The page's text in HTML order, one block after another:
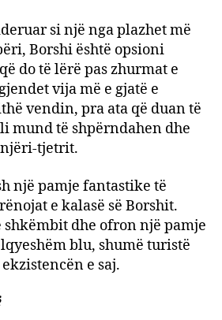
si një nga plazhet më
Borshi është opsioni
do të lërë pas zhurmat e
vija më e gjatë e
vendin, pra ata që duan të
mund të shpërndahen dhe
njëri-tjetrit.
një pamje fantastike të
e kalasë së Borshit.
shkëmbit dhe ofron një pamje
blu, shumë turistë
e saj.